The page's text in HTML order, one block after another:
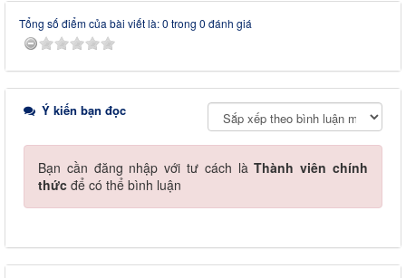
Tổng số điểm của bài viết là: 0 trong 0 đánh giá
Ý kiến bạn đọc
Bạn cần đăng nhập với tư cách làThành viên chính
thức để có thể bình luận